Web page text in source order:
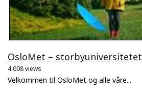
OsloMet – storbyuniversitetet
4.008 views
Velkommen til OsloMet og alle våre...